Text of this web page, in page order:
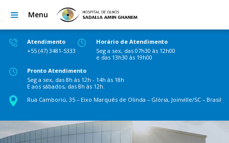
Menu
Atendimento
+55 (47) 3481-5333
Horário de Atendimento
Seg a sex, das 07h30 às 12h00
e das 13h30 às 19h00
Pronto Atendimento
Seg a sex, das 8h às 12h - 14h às 18h
E aos sábados, das 8h às 12h.
Rua Camboriú, 35 – Eixo Marquês de Olinda – Glória, Joinville/SC – Brasil